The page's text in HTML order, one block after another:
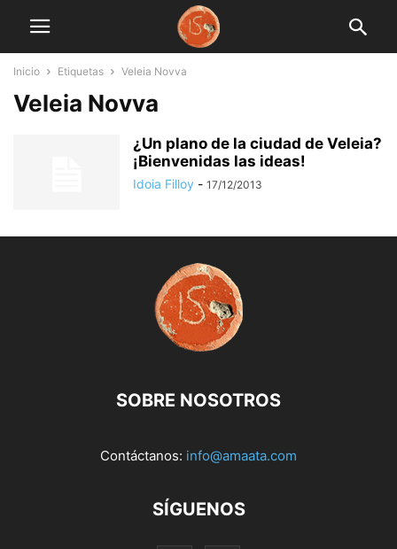
Inicio Etiquetas Veleia Novva
Veleia Novva
¿Un plano de la ciudad de Veleia?
¡Bienvenidas las ideas!
Idoia Filloy - 17/12/2013
SOBRE NOSOTROS
Contáctanos: info@amaata.com
SÍGUENOS